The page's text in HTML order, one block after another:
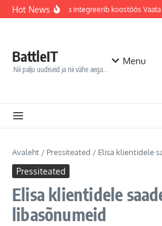
Sisu juurde
Hot NewsJõhvi haigla integreerib koostöös
BattleIT
Nii palju uudiseid ja nii vähe aega…
Menu
Avaleht / Pressiteated / Elisa klientidele
Pressiteated
Elisa klientidele
libasõnumeid